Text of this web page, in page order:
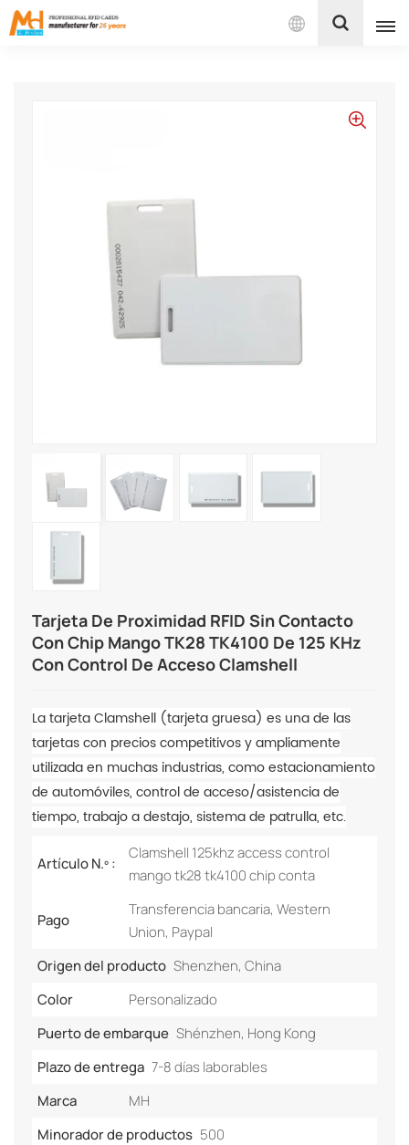
Español
بالعربية
Tarjeta De Proximidad RFID Sin Contacto
Con Chip Mango TK28 TK4100 De 125 KHz
Con Control De Acceso Clamshell
La tarjeta Clamshell (tarjeta gruesa) es una de las
tarjetas con precios competitivos y ampliamente
utilizada en muchas industrias, como estacionamiento
de automóviles, control de acceso/asistencia de
tiempo, trabajo a destajo, sistema de patrulla, etc.
Artículo N.º :
Clamshell 125khz access control
mango tk28 tk4100 chip conta
Pago
Transferencia bancaria, Western
Union, Paypal
Origen del producto Shenzhen, China
Color
Personalizado
Puerto de embarque Shénzhen, Hong Kong
Plazo de entrega 7-8 días laborables
Marca
MH
Minorador de productos 500